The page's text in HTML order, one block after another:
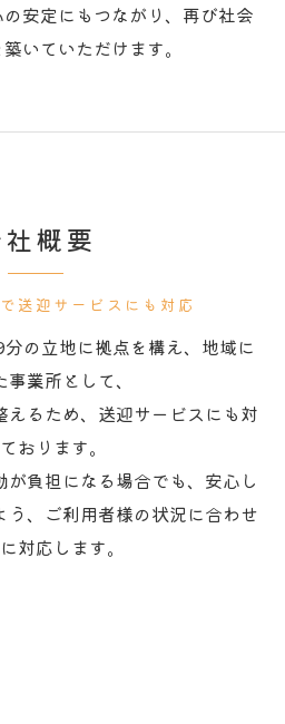
安定にもつながり、再び社会
いていただけます。
送迎サービスにも対応
概要
の立地に拠点を構え、地域に
業所として、
るため、送迎サービスにも対
おります。
負担になる場合でも、安心し
う、ご利用者様の状況に合わせ
対応します。